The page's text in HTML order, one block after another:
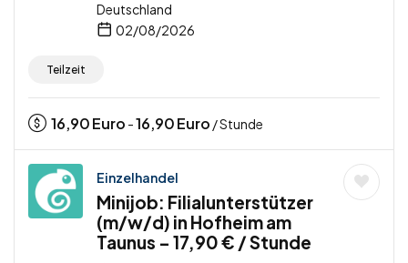
Deutschland
02/08/2026
Teilzeit
16,90Euro -16,90Euro / Stunde
Einzelhandel
Minijob: Filialunterstützer
(m/w/d) in Hofheim am
Taunus – 17,90 € / Stunde